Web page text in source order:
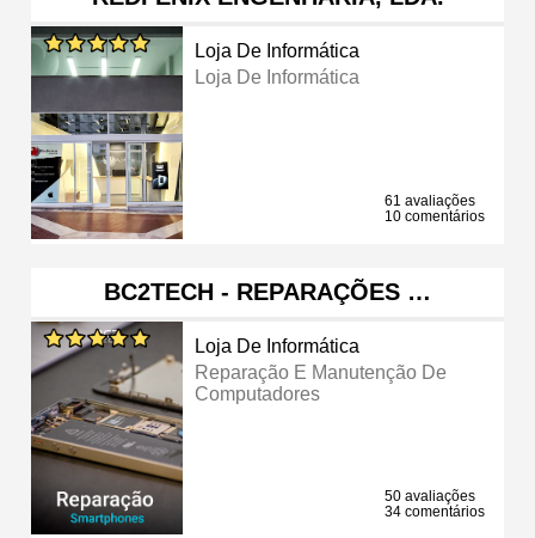
Loja De Informática
Loja De Informática
61 avaliações
10 comentários
BC2TECH - REPARAÇÕES …
Loja De Informática
Reparação E Manutenção De
Computadores
50 avaliações
34 comentários